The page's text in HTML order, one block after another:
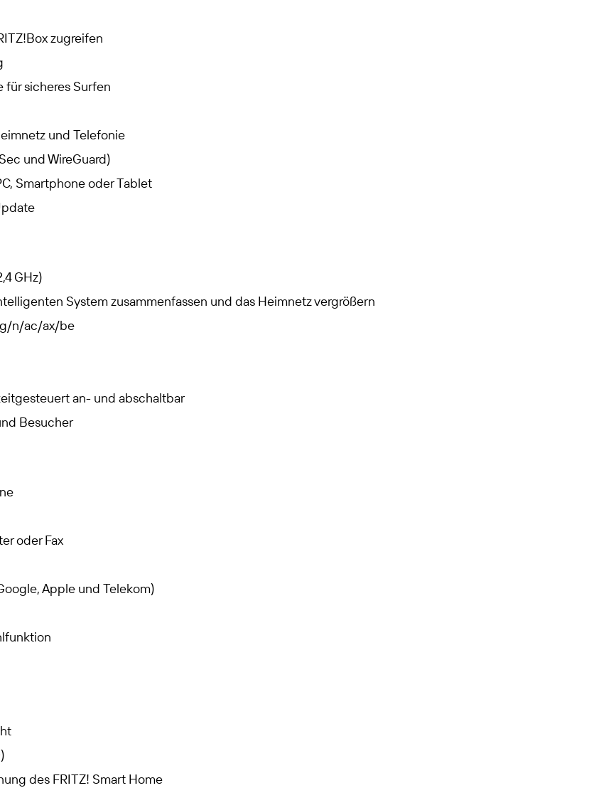
zugreifen
sicheres Surfen
und Telefonie
und WireGuard)
Smartphone oder Tablet
GHz)
System zusammenfassen und das Heimnetz vergrößern
g/n/ac/ax/be
an- und abschaltbar
Besucher
oder Fax
Apple und Telekom)
des FRITZ! Smart Home